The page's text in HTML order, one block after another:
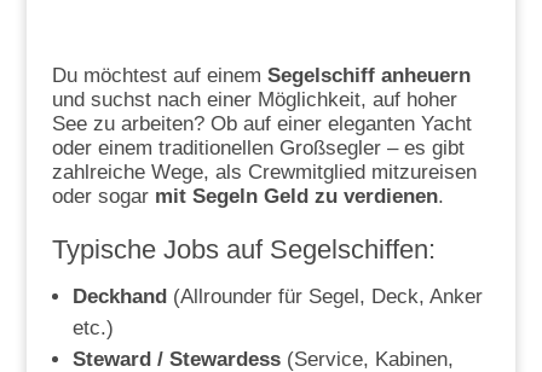
Du möchtest auf einem Segelschiff anheuern
und suchst nach einer Möglichkeit, auf hoher
See zu arbeiten? Ob auf einer eleganten Yacht
oder einem traditionellen Großsegler – es gibt
zahlreiche Wege, als Crewmitglied mitzureisen
oder sogar mit Segeln Geld zu verdienen.
Typische Jobs auf Segelschiffen:
Deckhand(Allrounder für Segel, Deck, Anker
etc.)
Steward / Stewardess(Service, Kabinen,